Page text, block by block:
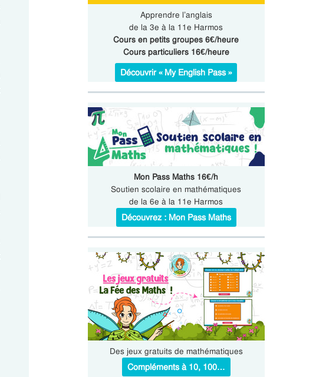
Apprendre l’anglais
de la 3e à la 11e Harmos
Cours en petits groupes 6€/heure
Cours particuliers 16€/heure
Découvrir « My English Pass »
Mon Pass Maths 16€/h
Soutien scolaire en mathématiques
de la 6e à la 11e Harmos
Découvrez : Mon Pass Maths
Des jeux gratuits de mathématiques
Compléments à 10, 100…